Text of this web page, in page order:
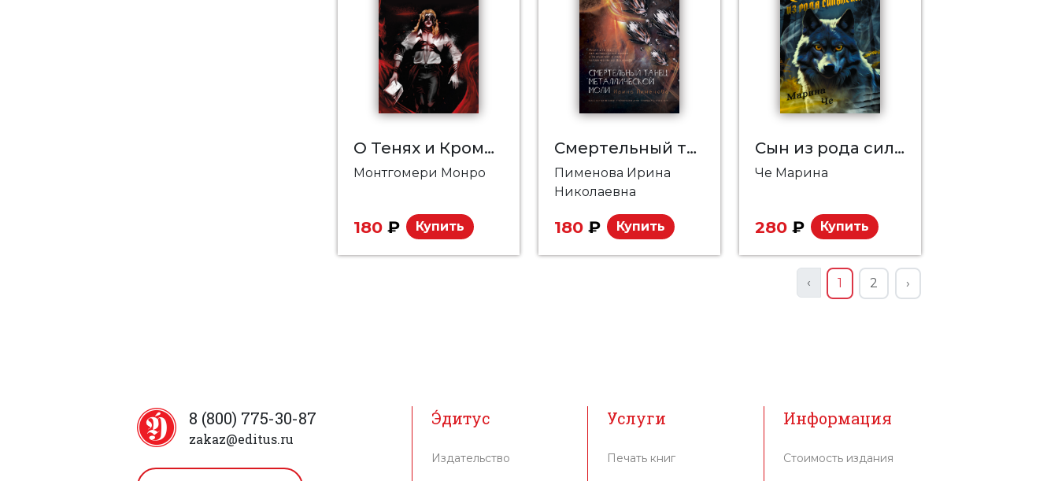
О Тенях и Кромешниках
Монтгомери Монро
180 ₽ Купить
Смертельный танец металлической моли
Пименова Ирина
Николаевна
180 ₽ Купить
Сын из рода сильнейших
Че Марина
280 ₽ Купить
‹ 1 2 ›
8 (800) 775-30-87
zakaz@editus.ru
Э́дитус
Издательство
Услуги
Печать книг
Информация
Стоимость издания